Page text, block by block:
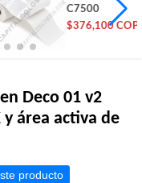
Deco 01 v2
área activa de
producto